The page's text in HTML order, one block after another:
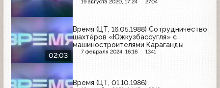
19 августа 2020, 17:24 2704
02:03
Время (ЦТ, 16.05.1988) Сотрудничество
шахтёров «Южкузбассугля» с
машиностроителями Караганды
7 февраля 2024, 16:16 1341
Время (ЦТ, 01.10.1986)